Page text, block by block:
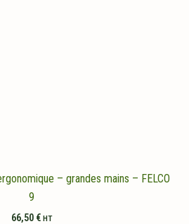
– grandes mains – FELCO
9
66,50 € HT